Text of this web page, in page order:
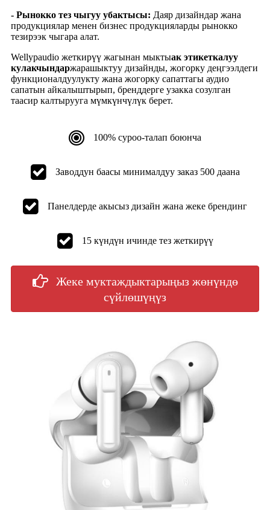
- Рынокко тез чыгуу убактысы: Даяр дизайндар жана
продукциялар менен бизнес продукцияларды рынокко
тезирээк чыгара алат.
Wellypaudio жеткирүү жагынан мыктыак этикеткалуу
кулакчындаржарашыктуу дизайнды, жогорку деңгээлдеги
функционалдуулукту жана жогорку сапаттагы аудио
сапатын айкалыштырып, бренддерге узакка созулган
таасир калтырууга мүмкүнчүлүк берет.
100% суроо-талап боюнча
Заводдун баасы минималдуу заказ 500 даана
Панелдерде акысыз дизайн жана жеке брендинг
15 күндүн ичинде тез жеткирүү
Жеке муктаждыктарыңыз жөнүндө
сүйлөшүңүз